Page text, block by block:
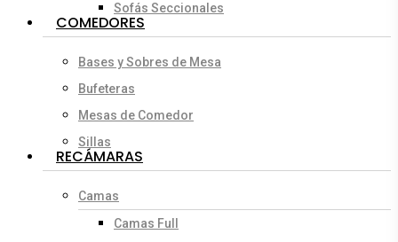
Sofás Seccionales
COMEDORES
Bases y Sobres de Mesa
Bufeteras
Mesas de Comedor
Sillas
RECÁMARAS
Camas
Camas Full